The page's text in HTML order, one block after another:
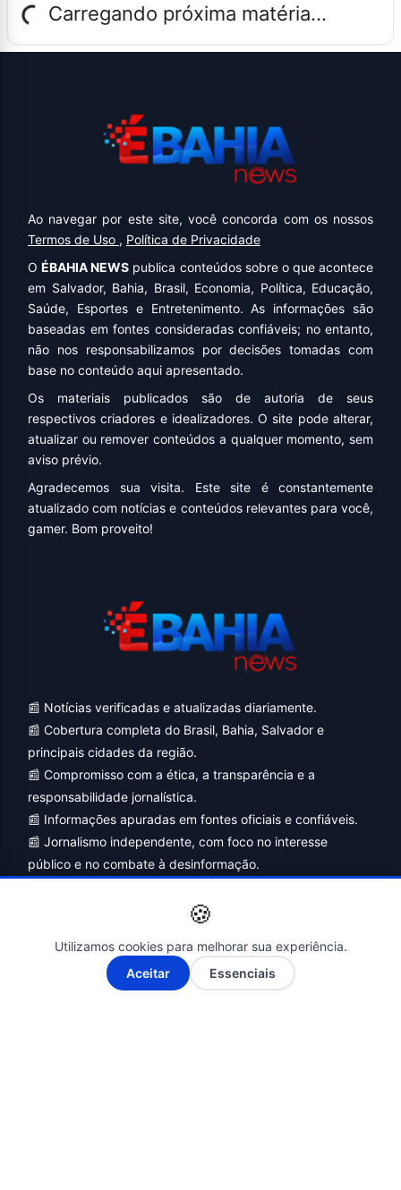
Carregando próxima matéria...
Ao navegar por este site, você concorda com os nossos
Termos de Uso , Política de Privacidade
OÉBAHIA NEWS publica conteúdos sobre o que acontece
em Salvador, Bahia, Brasil, Economia, Política, Educação,
Saúde, Esportes e Entretenimento. As informações são
baseadas em fontes consideradas confiáveis; no entanto,
não nos responsabilizamos por decisões tomadas com
base no conteúdo aqui apresentado.
Os materiais publicados são de autoria de seus
respectivos criadores e idealizadores. O site pode alterar,
atualizar ou remover conteúdos a qualquer momento, sem
aviso prévio.
Agradecemos sua visita. Este site é constantemente
atualizado com notícias e conteúdos relevantes para você,
gamer. Bom proveito!
📰 Notícias verificadas e atualizadas diariamente.
📰 Cobertura completa do Brasil, Bahia, Salvador e
principais cidades da região.
📰 Compromisso com a ética, a transparência e a
responsabilidade jornalística.
📰 Informações apuradas em fontes oficiais e confiáveis.
📰 Jornalismo independente, com foco no interesse
público e no combate à desinformação.
A- A+
🍪
Utilizamos cookies para melhorar sua experiência.
Aceitar
Essenciais